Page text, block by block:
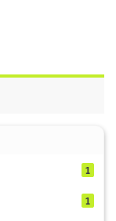
1
1